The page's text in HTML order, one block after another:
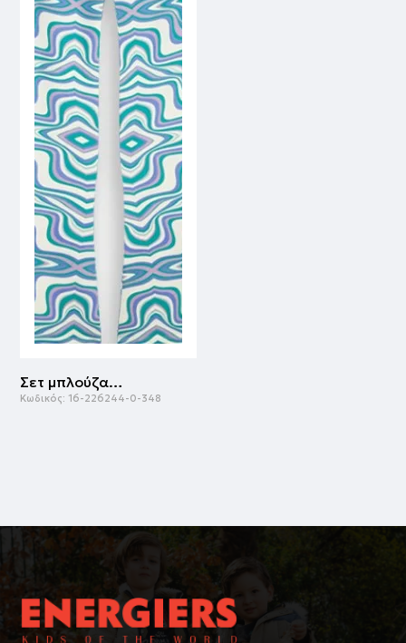
Σετ μπλούζα με κολάν | ALLOVER EMERALD
Κωδικός: 16-226244-0-348